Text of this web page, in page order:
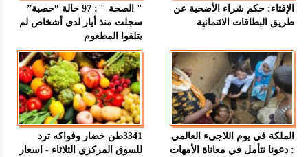
الإفتاء: حكم شراء الأضحية عن
طريق البطاقات الائتمانية
" الصحة " : 97 حالة “حصبة”
سجلت منذ أيار لدى أشخاص لم
يتلقوا المطعوم
الملكة في يوم اللاجىء العالمي
: دعونا نتأمل في معاناة الأمهات
3341طن خضار وفواكه ترد
للسوق المركزي الثلاثاء - اسعار